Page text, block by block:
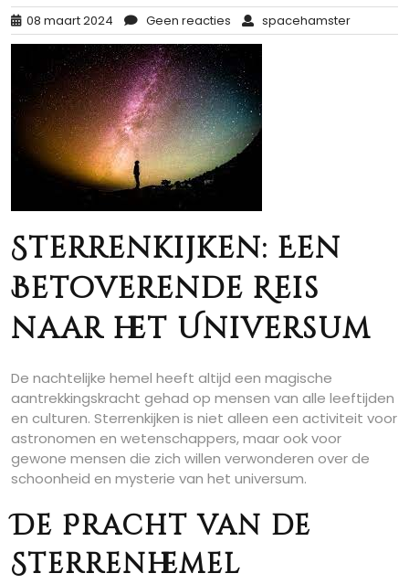
08 maart 2024 Geen reacties spacehamster
Sterrenkijken: Een
Betoverende Reis
naar het Universum
De nachtelijke hemel heeft altijd een magische
aantrekkingskracht gehad op mensen van alle leeftijden
en culturen. Sterrenkijken is niet alleen een activiteit voor
astronomen en wetenschappers, maar ook voor
gewone mensen die zich willen verwonderen over de
schoonheid en mysterie van het universum.
De Pracht van de
Sterrenhemel